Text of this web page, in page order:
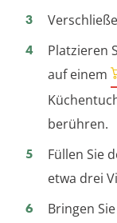
Platzieren
auf einem
berühren.
Füllen Sie
etwa drei
Bringen